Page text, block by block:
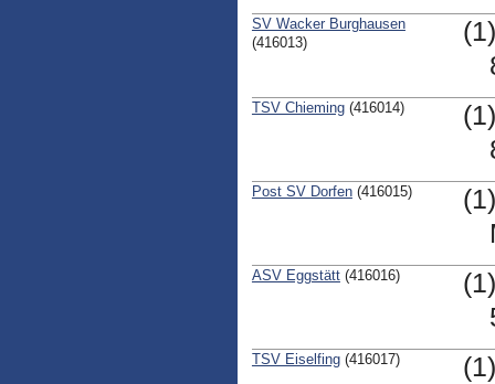
SV Wacker Burghausen
(416013)
TSV Chieming(416014)
Post SV Dorfen(416015)
ASV Eggstätt(416016)
TSV Eiselfing(416017)